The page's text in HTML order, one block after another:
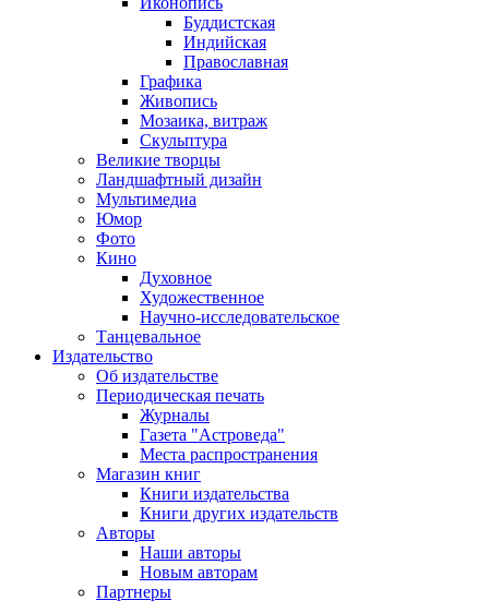
Буддистская
Индийская
Православная
Графика
Живопись
Мозаика, витраж
Скульптура
Великие творцы
Ландшафтный дизайн
Мультимедиа
Юмор
Фото
Кино
Духовное
Художественное
Научно-исследовательское
Танцевальное
Издательство
Об издательстве
Периодическая печать
Журналы
Газета "Астроведа"
Места распространения
Магазин книг
Книги издательства
Книги других издательств
Авторы
Наши авторы
Новым авторам
Партнеры